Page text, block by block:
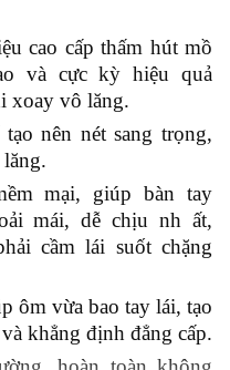
cao cấp thấm hút mồ
và cực kỳ hiệu quả
xoay vô lăng.
nên nét sang trọng,
mại, giúp bàn tay
mái, dễ chịu nh ất,
cầm lái suốt chặng
ôm vừa bao tay lái, tạo
khẳng định đẳng cấp.